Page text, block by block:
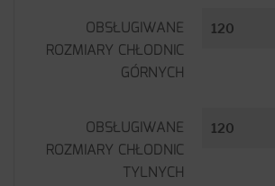
OBSŁUGIWANE
ROZMIARY CHŁODNIC
GÓRNYCH
120
OBSŁUGIWANE
ROZMIARY CHŁODNIC
TYLNYCH
120